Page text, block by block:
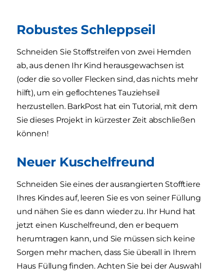
Robustes Schleppseil
Schneiden Sie Stoffstreifen von zwei Hemden
ab, aus denen Ihr Kind herausgewachsen ist
(oder die so voller Flecken sind, das nichts mehr
hilft), um ein geflochtenes Tauziehseil
herzustellen. BarkPost hat ein Tutorial, mit dem
Sie dieses Projekt in kürzester Zeit abschließen
können!
Neuer Kuschelfreund
Schneiden Sie eines der ausrangierten Stofftiere
Ihres Kindes auf, leeren Sie es von seiner Füllung
und nähen Sie es dann wieder zu. Ihr Hund hat
jetzt einen Kuschelfreund, den er bequem
herumtragen kann, und Sie müssen sich keine
Sorgen mehr machen, dass Sie überall in Ihrem
Haus Füllung finden. Achten Sie bei der Auswahl